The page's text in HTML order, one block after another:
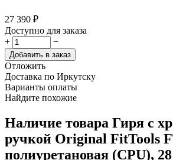
27 390 ₽
Доступно для заказа
+
−
Добавить в заказ
Отложить
Доставка по Иркутску
Варианты оплаты
Найдите похожие
Наличие товара Гиря с
ручкой Original FitTools
полиуретановая (CPU),